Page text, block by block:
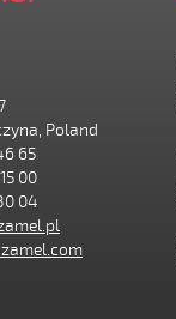
Poland
65
00
04